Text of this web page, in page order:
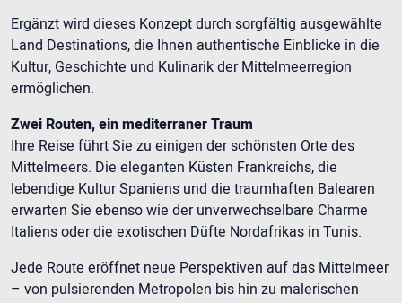
Ergänzt wird dieses Konzept durch sorgfältig ausgewählte
Land Destinations, die Ihnen authentische Einblicke in die
Kultur, Geschichte und Kulinarik der Mittelmeerregion
ermöglichen.
Zwei Routen, ein mediterraner Traum
Ihre Reise führt Sie zu einigen der schönsten Orte des
Mittelmeers. Die eleganten Küsten Frankreichs, die
lebendige Kultur Spaniens und die traumhaften Balearen
erwarten Sie ebenso wie der unverwechselbare Charme
Italiens oder die exotischen Düfte Nordafrikas in Tunis.
Jede Route eröffnet neue Perspektiven auf das Mittelmeer
– von pulsierenden Metropolen bis hin zu malerischen